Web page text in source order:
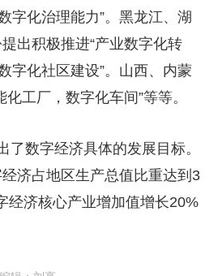
字化治理能力”。黑龙江、湖
出积极推进“产业数字化转
字化社区建设”。山西、内蒙
工厂，数字化车间”等等。
了数字经济具体的发展目标。
济占地区生产总值比重达到 3
经济核心产业增加值增长20%